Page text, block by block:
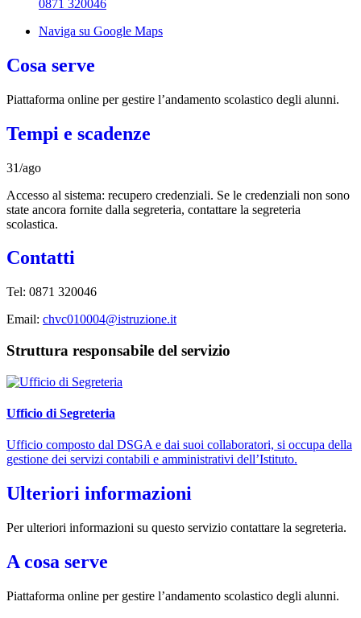
0871 320046
Naviga su Google Maps
Cosa serve
Piattaforma online per gestire l’andamento scolastico degli alunni.
Tempi e scadenze
31/ago
Accesso al sistema: recupero credenziali. Se le credenziali non sono
state ancora fornite dalla segreteria, contattare la segreteria
scolastica.
Contatti
Tel: 0871 320046
Email: chvc010004@istruzione.it
Struttura responsabile del servizio
Ufficio di Segreteria
Ufficio composto dal DSGA e dai suoi collaboratori, si occupa della
gestione dei servizi contabili e amministrativi dell’Istituto.
Ulteriori informazioni
Per ulteriori informazioni su questo servizio contattare la segreteria.
A cosa serve
Piattaforma online per gestire l’andamento scolastico degli alunni.